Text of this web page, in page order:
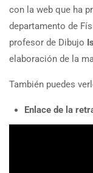
con la web que ha
departamento de
profesor de Dibujo
elaboración de la
También puedes
Enlace de la